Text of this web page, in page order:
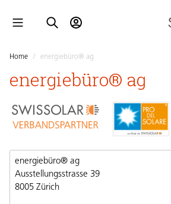
Home / energiebüro® ag
energiebüro® ag
energiebüro® ag
Ausstellungsstrasse 39
8005 Zürich